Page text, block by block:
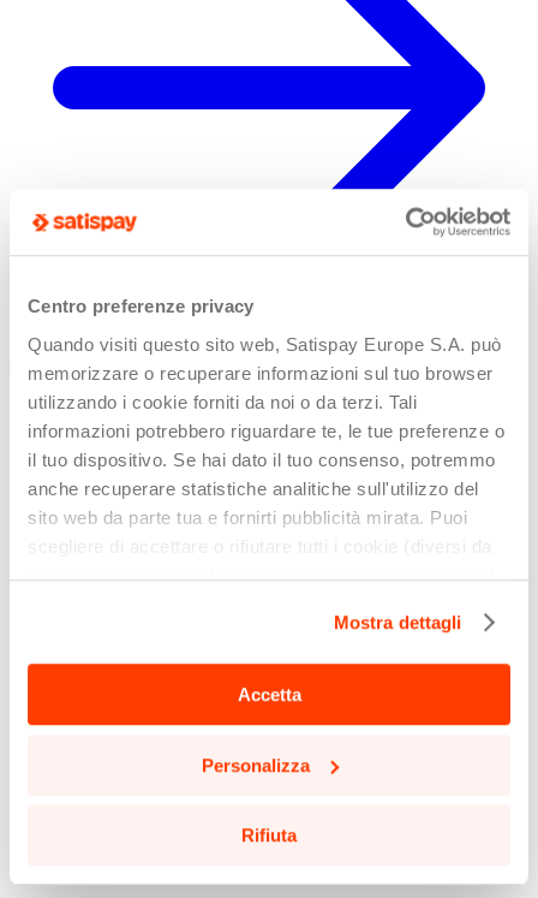
Centro preferenze privacy
Quando visiti questo sito web, Satispay Europe S.A. può
memorizzare o recuperare informazioni sul tuo browser
utilizzando i cookie forniti da noi o da terzi. Tali
informazioni potrebbero riguardare te, le tue preferenze o
il tuo dispositivo. Se hai dato il tuo consenso, potremmo
anche recuperare statistiche analitiche sull'utilizzo del
sito web da parte tua e fornirti pubblicità mirata. Puoi
scegliere di accettare o rifiutare tutti i cookie (diversi da
quelli necessari per il funzionamento di questo sito web)
qui: puoi anche selezionare solo alcuni tipi di cookie e
confermare la selezione, cliccando sul pulsante
cliccando sul pulsante in basso a sinistra in qualsiasi
Cookie Policyper saperne di più.
Mostra dettagli
Accetta
Personalizza
Rifiuta
Condizioni del programma Punti Satispay